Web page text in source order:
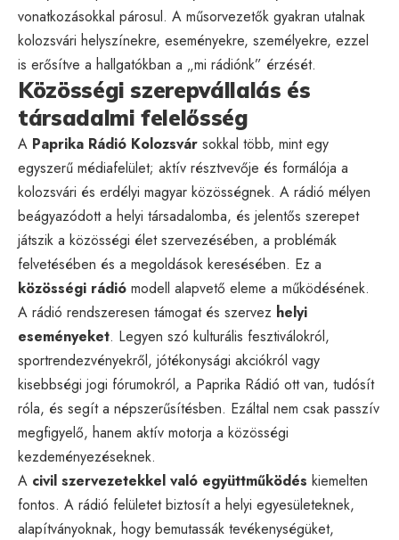
vonatkozásokkal párosul. A műsorvezetők gyakran utalnak
kolozsvári helyszínekre, eseményekre, személyekre, ezzel
is erősítve a hallgatókban a „mi rádiónk” érzését.
Közösségi szerepvállalás és
társadalmi felelősség
A Paprika Rádió Kolozsvár sokkal több, mint egy
egyszerű médiafelület; aktív résztvevője és formálója a
kolozsvári és erdélyi magyar közösségnek. A rádió mélyen
beágyazódott a helyi társadalomba, és jelentős szerepet
játszik a közösségi élet szervezésében, a problémák
felvetésében és a megoldások keresésében. Ez a
közösségi rádió modell alapvető eleme a működésének.
A rádió rendszeresen támogat és szervez helyi
eseményeket. Legyen szó kulturális fesztiválokról,
sportrendezvényekről, jótékonysági akciókról vagy
kisebbségi jogi fórumokról, a Paprika Rádió ott van, tudósít
róla, és segít a népszerűsítésben. Ezáltal nem csak passzív
megfigyelő, hanem aktív motorja a közösségi
kezdeményezéseknek.
A civil szervezetekkel való együttműködés kiemelten
fontos. A rádió felületet biztosít a helyi egyesületeknek,
alapítványoknak, hogy bemutassák tevékenységüket,